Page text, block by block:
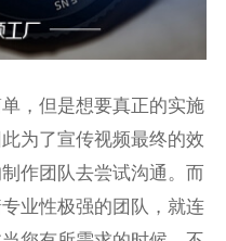
，但是想要真正的实施
为了宣传视频最终的效
作团队去尝试沟通。而
业性极强的团队，就连